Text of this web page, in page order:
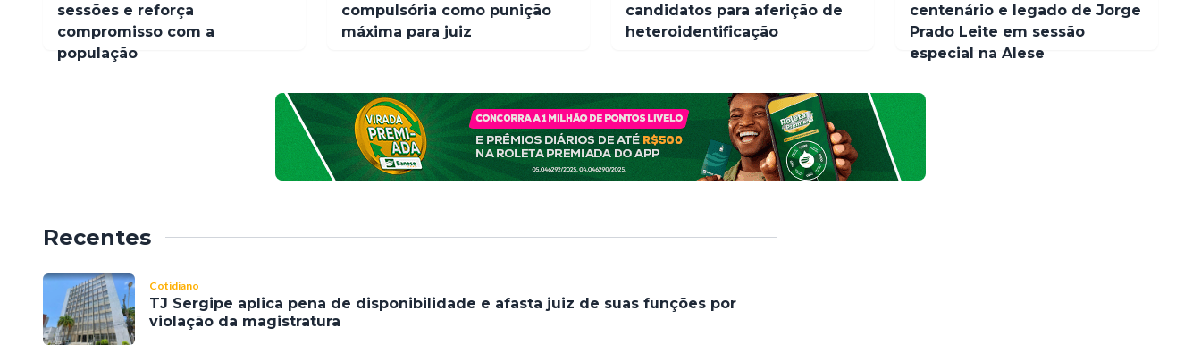
sessões e reforça
compromisso com a
população
compulsória como punição
máxima para juiz
candidatos para aferição de
heteroidentificação
centenário e legado de Jorge
Prado Leite em sessão
especial na Alese
Recentes
Cotidiano
TJ Sergipe aplica pena de disponibilidade e afasta juiz de suas funções por
violação da magistratura